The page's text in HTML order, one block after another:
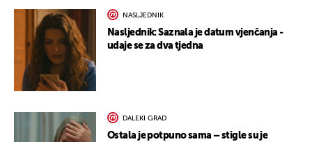
NASLJEDNIK
Nasljednik: Saznala je datum vjenčanja -
udaje se za dva tjedna
DALEKI GRAD
Ostala je potpuno sama – stigle su je